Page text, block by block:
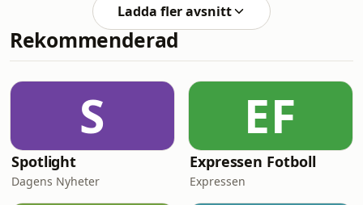
Anton Blomqvist.
Ladda fler avsnitt
Rekommenderad
S
Spotlight
Dagens Nyheter
EF
Expressen Fotboll
Expressen